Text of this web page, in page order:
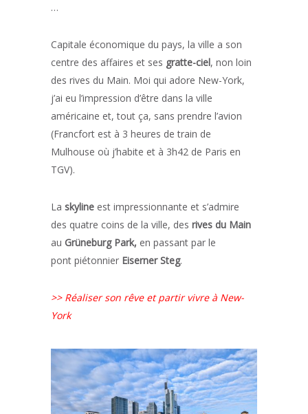
…
Capitale économique du pays, la ville a son
centre des affaires et ses gratte-ciel, non loin
des rives du Main. Moi qui adore New-York,
j’ai eu l’impression d’être dans la ville
américaine et, tout ça, sans prendre l’avion
(Francfort est à 3 heures de train de
Mulhouse où j’habite et à 3h42 de Paris en
TGV).
La skyline est impressionnante et s’admire
des quatre coins de la ville, des rives du Main
au Grüneburg Park, en passant par le
pont piétonnier Eiserner Steg.
>> Réaliser son rêve et partir vivre à New-
York